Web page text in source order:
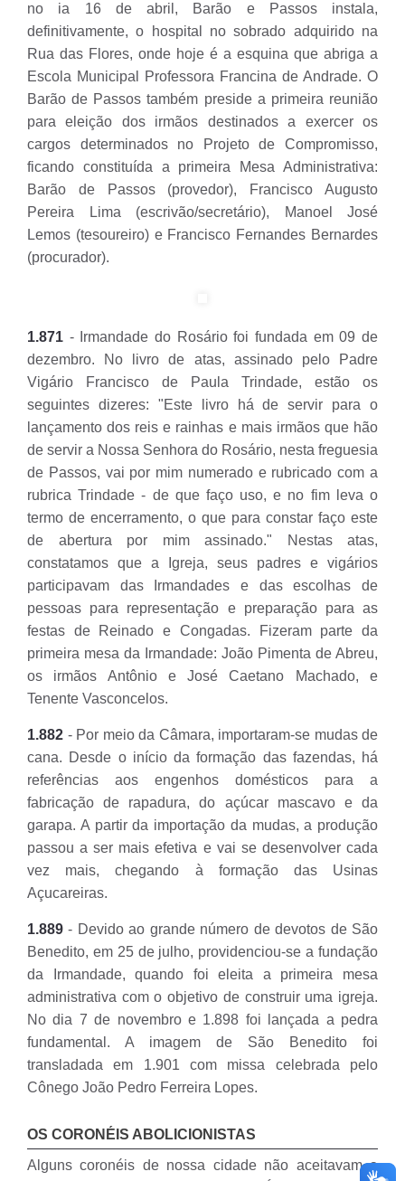
no ia 16 de abril, Barão e Passos instala,
definitivamente, o hospital no sobrado adquirido na
Rua das Flores, onde hoje é a esquina que abriga a
Escola Municipal Professora Francina de Andrade. O
Barão de Passos também preside a primeira reunião
para eleição dos irmãos destinados a exercer os
cargos determinados no Projeto de Compromisso,
ficando constituída a primeira Mesa Administrativa:
Barão de Passos (provedor), Francisco Augusto
Pereira Lima (escrivão/secretário), Manoel José
Lemos (tesoureiro) e Francisco Fernandes Bernardes
(procurador).
1.871 - Irmandade do Rosário foi fundada em 09 de
dezembro. No livro de atas, assinado pelo Padre
Vigário Francisco de Paula Trindade, estão os
seguintes dizeres: "Este livro há de servir para o
lançamento dos reis e rainhas e mais irmãos que hão
de servir a Nossa Senhora do Rosário, nesta freguesia
de Passos, vai por mim numerado e rubricado com a
rubrica Trindade - de que faço uso, e no fim leva o
termo de encerramento, o que para constar faço este
de abertura por mim assinado." Nestas atas,
constatamos que a Igreja, seus padres e vigários
participavam das Irmandades e das escolhas de
pessoas para representação e preparação para as
festas de Reinado e Congadas. Fizeram parte da
primeira mesa da Irmandade: João Pimenta de Abreu,
os irmãos Antônio e José Caetano Machado, e
Tenente Vasconcelos.
1.882 - Por meio da Câmara, importaram-se mudas de
cana. Desde o início da formação das fazendas, há
referências aos engenhos domésticos para a
fabricação de rapadura, do açúcar mascavo e da
garapa. A partir da importação da mudas, a produção
passou a ser mais efetiva e vai se desenvolver cada
vez mais, chegando à formação das Usinas
Açucareiras.
1.889 - Devido ao grande número de devotos de São
Benedito, em 25 de julho, providenciou-se a fundação
da Irmandade, quando foi eleita a primeira mesa
administrativa com o objetivo de construir uma igreja.
No dia 7 de novembro e 1.898 foi lançada a pedra
fundamental. A imagem de São Benedito foi
transladada em 1.901 com missa celebrada pelo
Cônego João Pedro Ferreira Lopes.
OS CORONÉIS ABOLICIONISTAS
Alguns coronéis de nossa cidade não aceitavam a